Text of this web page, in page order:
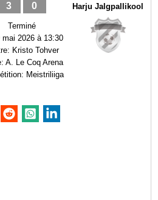
3 0
Terminé
mai 2026 à 13:30
Kristo Tohver
A. Le Coq Arena
Meistriliiga
Harju Jalgpallikool